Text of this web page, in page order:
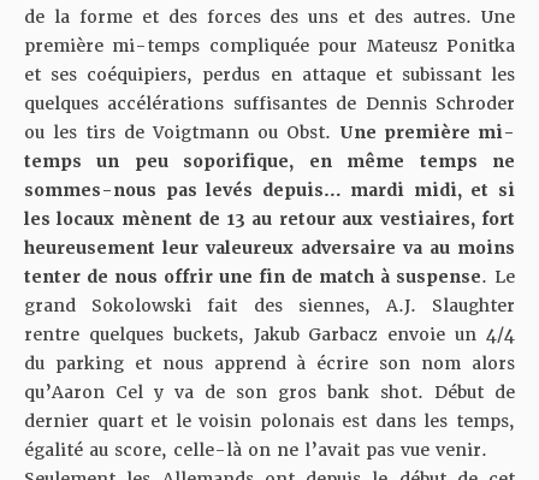
de la forme et des forces des uns et des autres. Une
première mi-temps compliquée pour Mateusz Ponitka
et ses coéquipiers, perdus en attaque et subissant les
quelques accélérations suffisantes de Dennis Schroder
ou les tirs de Voigtmann ou Obst. Une première mi-
temps un peu soporifique, en même temps ne
sommes-nous pas levés depuis… mardi midi, et si
les locaux mènent de 13 au retour aux vestiaires, fort
heureusement leur valeureux adversaire va au moins
tenter de nous offrir une fin de match à suspense. Le
grand Sokolowski fait des siennes, A.J. Slaughter
rentre quelques buckets, Jakub Garbacz envoie un 4/4
du parking et nous apprend à écrire son nom alors
qu’Aaron Cel y va de son gros bank shot. Début de
dernier quart et le voisin polonais est dans les temps,
égalité au score, celle-là on ne l’avait pas vue venir.